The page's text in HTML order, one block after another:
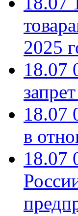
2025
18.07
18.07
в
18.07